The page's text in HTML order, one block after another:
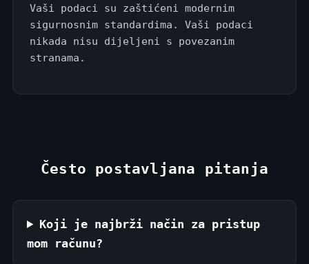
Vaši podaci su zaštićeni modernim
sigurnosnim standardima. Vaši podaci
nikada nisu dijeljeni s povezanim
stranama.
Često postavljana pitanja
Koji je najbrži način za pristup
mom računu?